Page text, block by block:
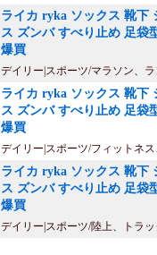
ライカ ryka ソックス 靴下
ス ズンバ すべり止め 足袋
爆買
デイリー|スポーツ/マラソン、
ライカ ryka ソックス 靴下
ス ズンバ すべり止め 足袋
爆買
デイリー|スポーツ/フィットネ
ライカ ryka ソックス 靴下
ス ズンバ すべり止め 足袋
爆買
デイリー|スポーツ/陸上、トラ